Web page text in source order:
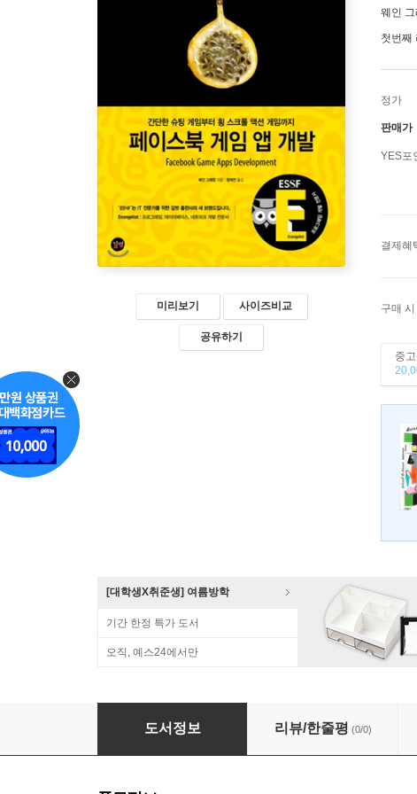
미리보기 사이즈비교
공유하기
웨인
첫번째
정가
판매가
YES포
결제혜
구매
중
[대학생X취준생] 여름방학
기간 한정 특가 도서
오직, 예스24에서만
페이스북 게임 앱 개발
도서정보 리뷰/한줄평 (0/0)